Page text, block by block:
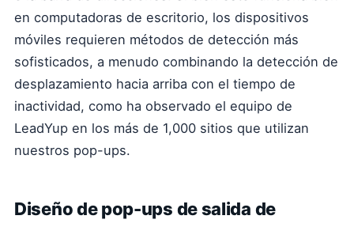
en computadoras de escritorio, los dispositivos
móviles requieren métodos de detección más
sofisticados, a menudo combinando la detección de
desplazamiento hacia arriba con el tiempo de
inactividad, como ha observado el equipo de
LeadYup en los más de 1,000 sitios que utilizan
nuestros pop-ups.
Diseño de pop-ups de salida de